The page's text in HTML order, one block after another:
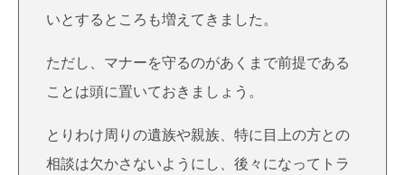
いとするところも増えてきました。
ただし、マナーを守るのがあくまで前提である
ことは頭に置いておきましょう。
とりわけ周りの遺族や親族、特に目上の方との
相談は欠かさないようにし、後々になってトラ